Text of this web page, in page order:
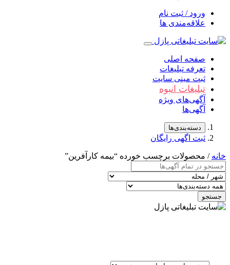
ورود / ثبت نام
علاقه‌مندی ها
صفحه اصلی
تعرفه تبلیغات
ثبت مینی سایت
تبلیغات انبوه
آگهی‌های ویژه
آگهی‌ها
دسته‌بندی‌ها
ثبت اگهی رایگان
خانه / محصولات برچسب خورده “بیمه کارآفرین”
جستجو